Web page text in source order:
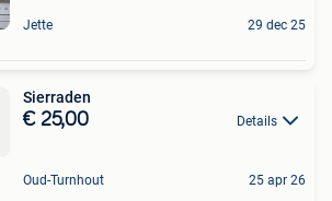
Jette 29 dec 25
Sierraden
€ 25,00 Details
Oud-Turnhout 25 apr 26